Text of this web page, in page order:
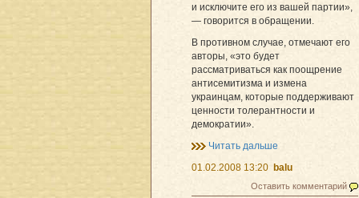
и исключите его из вашей партии»,
— говорится в обращении.
В противном случае, отмечают его
авторы, «это будет
рассматриваться как поощрение
антисемитизма и измена
украинцам, которые поддерживают
ценности толерантности и
демократии».
Читать дальше
01.02.2008 13:20 balu
Оставить комментарий